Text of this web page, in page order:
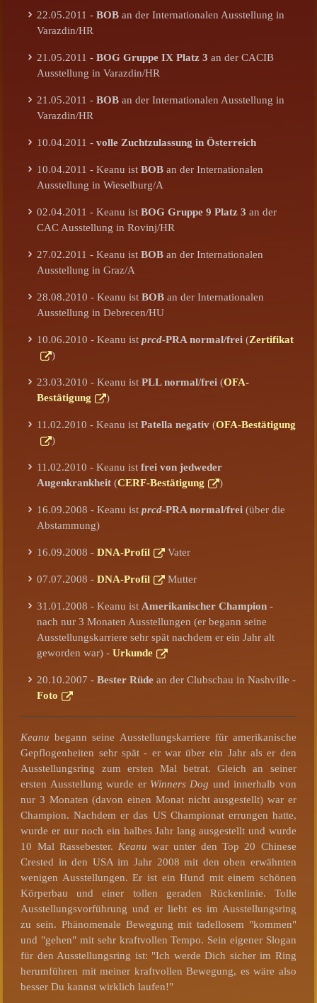
22.05.2011 -BOB an der Internationalen Ausstellung in
Varazdin/HR
21.05.2011 -BOG Gruppe IX Platz 3 an der CACIB
Ausstellung in Varazdin/HR
21.05.2011 -BOB an der Internationalen Ausstellung in
Varazdin/HR
10.04.2011 -volle Zuchtzulassung in Österreich
10.04.2011 - Keanu istBOB an der Internationalen
Ausstellung in Wieselburg/A
02.04.2011 - Keanu istBOG Gruppe 9 Platz 3 an der
CAC Ausstellung in Rovinj/HR
27.02.2011 - Keanu istBOB an der Internationalen
Ausstellung in Graz/A
28.08.2010 - Keanu istBOB an der Internationalen
Ausstellung in Debrecen/HU
10.06.2010 - Keanu istprcd-PRA normal/frei (Zertifikat
)
23.03.2010 - Keanu istPLL normal/frei (OFA-
Bestätigung
)
11.02.2010 - Keanu istPatella negativ (OFA-Bestätigung
)
11.02.2010 - Keanu istfrei von jedweder
Augenkrankheit (CERF-Bestätigung )
16.09.2008 - Keanu istprcd-PRA normal/frei (über die
Abstammung)
16.09.2008 -DNA-Profil Vater
07.07.2008 -DNA-Profil Mutter
31.01.2008 - Keanu istAmerikanischer Champion -
nach nur 3 Monaten Ausstellungen (er begann seine
Ausstellungskarriere sehr spät nachdem er ein Jahr alt
geworden war) -Urkunde
20.10.2007 -Bester Rüde an der Clubschau in Nashville -
Foto
Keanu begann seine Ausstellungskarriere für amerikanische
Gepflogenheiten sehr spät - er war über ein Jahr als er den
Ausstellungsring zum ersten Mal betrat. Gleich an seiner
ersten Ausstellung wurde er Winners Dog und innerhalb von
nur 3 Monaten (davon einen Monat nicht ausgestellt) war er
Champion. Nachdem er das US Championat errungen hatte,
wurde er nur noch ein halbes Jahr lang ausgestellt und wurde
10 Mal Rassebester. Keanu war unter den Top 20 Chinese
Crested in den USA im Jahr 2008 mit den oben erwähnten
wenigen Ausstellungen. Er ist ein Hund mit einem schönen
Körperbau und einer tollen geraden Rückenlinie. Tolle
Ausstellungsvorführung und er liebt es im Ausstellungsring
zu sein. Phänomenale Bewegung mit tadellosem "kommen"
und "gehen" mit sehr kraftvollen Tempo. Sein eigener Slogan
für den Ausstellungsring ist: "Ich werde Dich sicher im Ring
herumführen mit meiner kraftvollen Bewegung, es wäre also
besser Du kannst wirklich laufen!"